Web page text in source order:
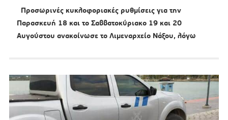
Προσωρινές κυκλοφοριακές ρυθμίσεις για την
Παρασκευή 18 και το Σαββατοκύριακο 19 και 20
Αυγούστου ανακοίνωσε το Λιμεναρχείο Νάξου, λόγω